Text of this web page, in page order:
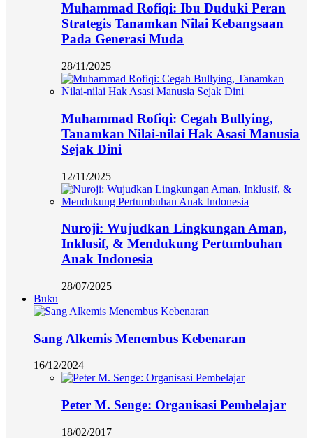
Muhammad Rofiqi: Ibu Duduki Peran
Strategis Tanamkan Nilai Kebangsaan
Pada Generasi Muda
28/11/2025
Muhammad Rofiqi: Cegah Bullying,
Tanamkan Nilai-nilai Hak Asasi Manusia
Sejak Dini
12/11/2025
Nuroji: Wujudkan Lingkungan Aman,
Inklusif, & Mendukung Pertumbuhan
Anak Indonesia
28/07/2025
Buku
Sang Alkemis Menembus Kebenaran
16/12/2024
Peter M. Senge: Organisasi Pembelajar
18/02/2017